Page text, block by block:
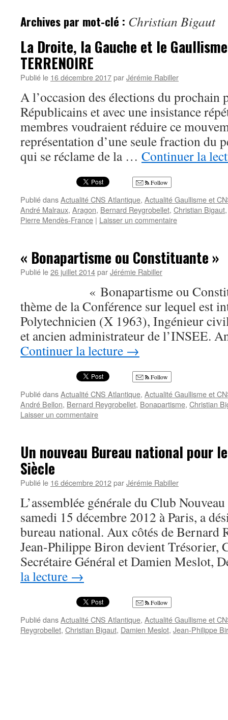
Archives par mot-clé : Christian Bigaut
La Droite, la Gauche et le
TERRENOIRE
Publié le 16 décembre 2017parJérémie Rabiller
A l’occasion des élections du prochain
Républicains et avec une insistance
membres voudraient réduire ce
représentation d’une seule fraction du
qui se réclame de la … Continuer la
Follow
Publié dansActualité CNS Atlantique, Actualité Gaullisme et
André Malraux, Aragon, Bernard Reygrobellet, Christian Bigaut
Pierre Mendès-France | Laisser un commentaire
« Bonapartisme ou Constituante »
Publié le26 juillet 2014parJérémie Rabiller
« Bonapartisme ou
thème de la Conférence sur lequel est
Polytechnicien (X 1963), Ingénieur civil
et ancien administrateur de l’INSEE.
Continuer la lecture →
Follow
Publié dansActualité CNS Atlantique, Actualité Gaullisme et
André Bellon, Bernard Reygrobellet, Bonapartisme, Christian
Laisser un commentaire
Un nouveau Bureau national pour
Siècle
Publié le 16 décembre 2012parJérémie Rabiller
L’assemblée générale du Club
samedi 15 décembre 2012 à Paris, a
bureau national. Aux côtés de Bernard
Jean-Philippe Biron devient Trésorier,
Secrétaire Général et Damien Meslot,
la lecture →
Follow
Publié dansActualité CNS Atlantique, Actualité Gaullisme et
Reygrobellet, Christian Bigaut, Damien Meslot, Jean-Philippe